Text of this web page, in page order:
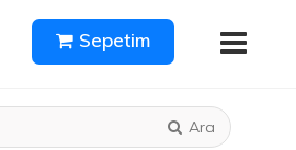
Sepetim
Ara